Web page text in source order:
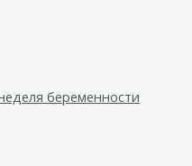
беременности